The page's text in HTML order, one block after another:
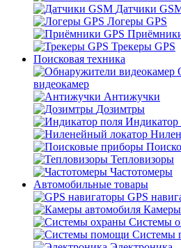
Датчики
Логеры GPS
Трекеры GPS
Поисковая техника
видеокамер
Антижучки
Дозимтры
Индикатор
Тепловизоры
Частотомеры
Автомобильные товары
GPS
Камеры
Системы
Системы